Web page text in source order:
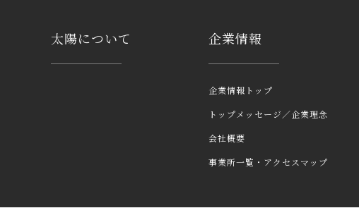
太陽について 企業情報
企業情報トップ
トップメッセージ／企業理念
会社概要
事業所一覧・アクセスマップ